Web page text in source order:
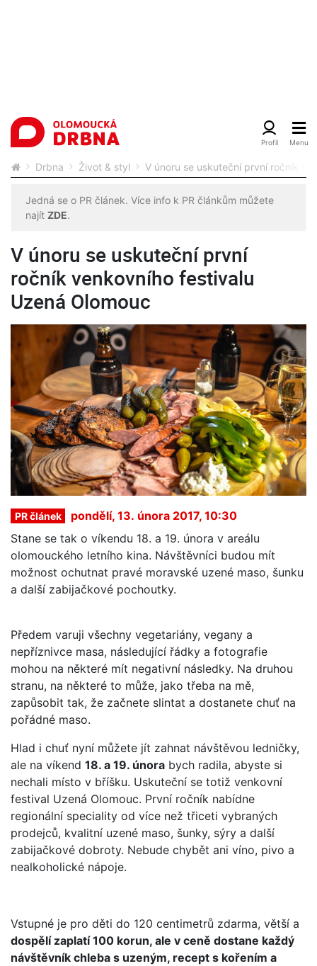
Drbna Život & styl V únoru se uskuteční první ročník
Jedná se o PR článek. Více info k PR článkům můžete
najít ZDE.
V únoru se uskuteční první
ročník venkovního festivalu
Uzená Olomouc
PR článek
pondělí, 13. února 2017, 10:30
Stane se tak o víkendu 18. a 19. února v areálu
olomouckého letního kina. Návštěvníci budou mít
možnost ochutnat pravé moravské uzené maso, šunku
a další zabijačkové pochoutky.
Předem varuji všechny vegetariány, vegany a
nepříznivce masa, následující řádky a fotografie
mohou na některé mít negativní následky. Na druhou
stranu, na některé to může, jako třeba na mě,
zapůsobit tak, že začnete slintat a dostanete chuť na
pořádné maso.
Hlad i chuť nyní můžete jít zahnat návštěvou ledničky,
ale na víkend 18. a 19. února bych radila, abyste si
nechali místo v bříšku. Uskuteční se totiž venkovní
festival Uzená Olomouc. První ročník nabídne
regionální speciality od více než třiceti vybraných
prodejců, kvalitní uzené maso, šunky, sýry a další
zabijačkové dobroty. Nebude chybět ani víno, pivo a
nealkoholické nápoje.
Vstupné je pro děti do 120 centimetrů zdarma, větší a
dospělí zaplatí 100 korun, ale v ceně dostane každý
návštěvník chleba s uzeným, recept s kořením a